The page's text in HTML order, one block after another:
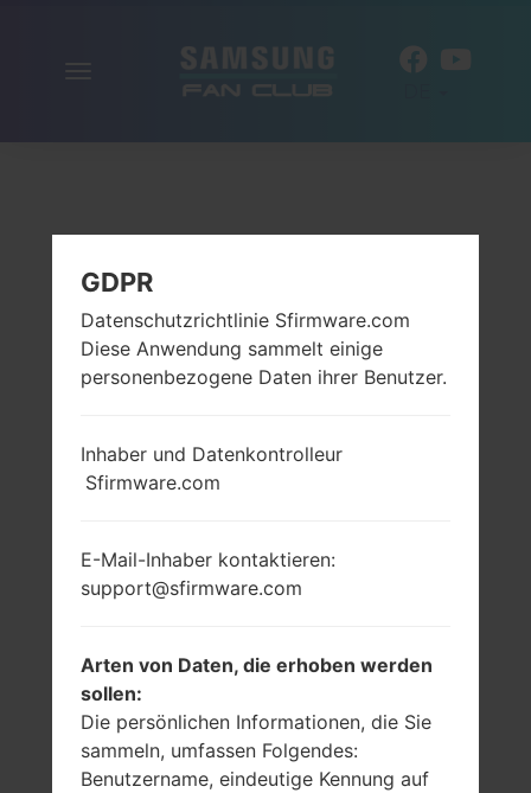
GDPR
Datenschutzrichtlinie Sfirmware.com
Diese Anwendung sammelt einige
personenbezogene Daten ihrer Benutzer.
Inhaber und Datenkontrolleur
Sfirmware.com
E-Mail-Inhaber kontaktieren:
support@sfirmware.com
Arten von Daten, die erhoben werden
sollen:
Die persönlichen Informationen, die Sie
sammeln, umfassen Folgendes:
Benutzername, eindeutige Kennung auf